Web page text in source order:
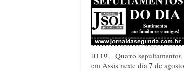
B119 – Quatro sepultamentos
em Assis neste dia 7 de agosto